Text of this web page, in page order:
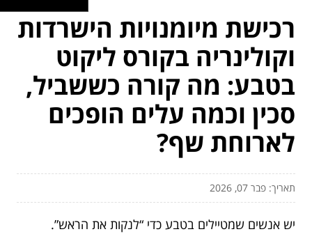
רכישת מיומנויות הישרדות
וקולינריה בקורס ליקוט
בטבע: מה קורה כששביל,
סכין וכמה עלים הופכים
לארוחת שף?
תאריך: פבר 07, 2026
יש אנשים שמטיילים בטבע כדי “לנקות את הראש”.